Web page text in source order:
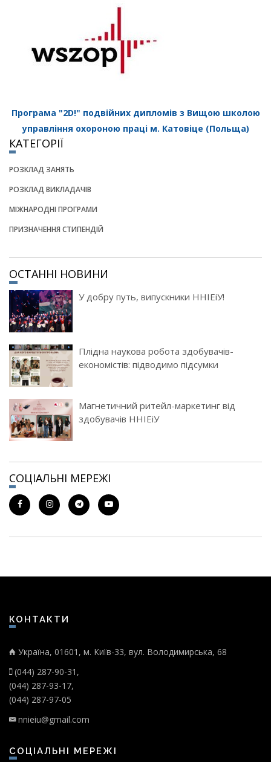
Програма "2D!" подвійних дипломів з Вищою школою
управління охороною праці м. Катовіце (Польща)
КАТЕГОРІЇ
РОЗКЛАД ЗАНЯТЬ
РОЗКЛАД ВИКЛАДАЧІВ
МІЖНАРОДНІ ПРОГРАМИ
ПРИЗНАЧЕННЯ СТИПЕНДІЙ
ОСТАННІ НОВИНИ
У добру путь, випускники ННІЕіУ!
Плідна наукова робота здобувачів-
економістів: підводимо підсумки
Магнетичний ритейл-маркетинг від
здобувачів ННІЕіУ
СОЦІАЛЬНІ МЕРЕЖІ
КОНТАКТИ
Україна, 01601, м. Київ-33, вул. Володимирська, 68
(044) 287-90-31,
(044) 287-93-17,
(044) 287-97-05
nnieiu@gmail.com
СОЦІАЛЬНІ МЕРЕЖІ